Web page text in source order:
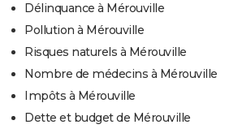
Délinquance à Mérouville
Pollution à Mérouville
Risques naturels à Mérouville
Nombre de médecins à Mérouville
Impôts à Mérouville
Dette et budget de Mérouville